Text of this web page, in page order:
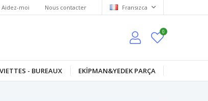
Aidez-moi Nous contacter Fransızca
0
- BUREAUX EKİPMAN&YEDEK PARÇA